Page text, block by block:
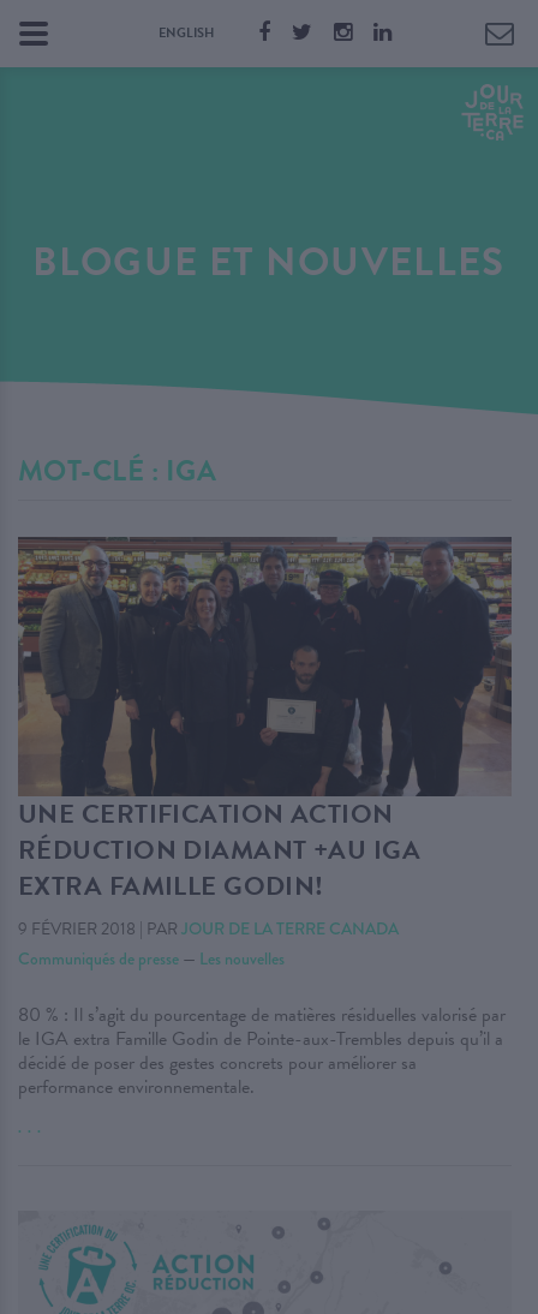
ENGLISH
BLOGUE ET NOUVELLES
MOT-CLÉ : IGA
UNE CERTIFICATION ACTION
RÉDUCTION DIAMANT +AU IGA
EXTRA FAMILLE GODIN!
9 FÉVRIER 2018 | PAR JOUR DE LA TERRE CANADA
Communiqués de presse — Les nouvelles
80 % : Il s’agit du pourcentage de matières résiduelles valorisé par
le IGA extra Famille Godin de Pointe-aux-Trembles depuis qu’il a
décidé de poser des gestes concrets pour améliorer sa
performance environnementale.
. . .